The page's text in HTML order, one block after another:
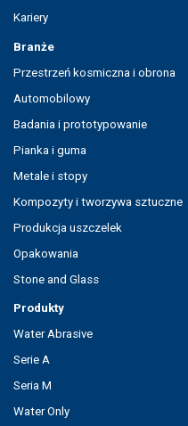
Kariery
Branże
Przestrzeń kosmiczna i obrona
Automobilowy
Badania i prototypowanie
Pianka i guma
Metale i stopy
Kompozyty i tworzywa sztuczne
Produkcja uszczelek
Opakowania
Stone and Glass
Produkty
Water Abrasive
Serie A
Seria M
Water Only